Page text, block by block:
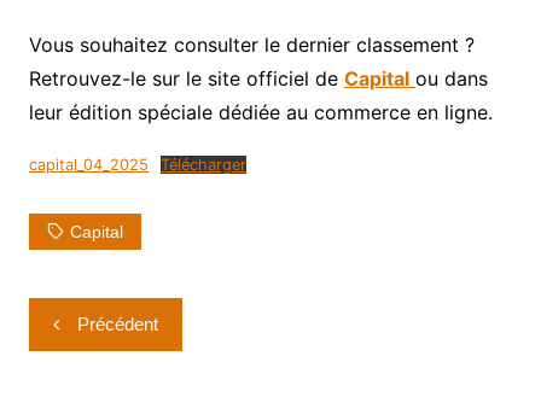
Vous souhaitez consulter le dernier classement ?
Retrouvez-le sur le site officiel de Capital ou dans
leur édition spéciale dédiée au commerce en ligne.
capital_04_2025 Télécharger
Capital
Navigation
de
Précédent